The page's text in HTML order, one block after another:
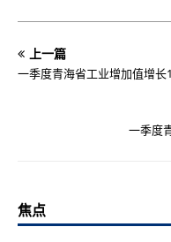
上一篇
一季度青海省工业增加值增长
一季度
焦点